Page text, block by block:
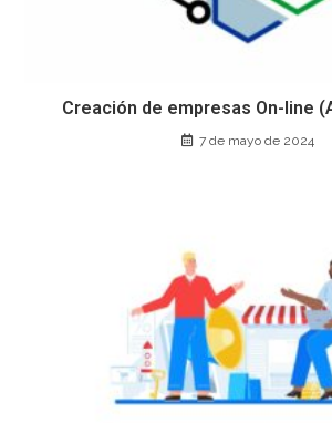
Creación de empresas On-line
7 de mayo de 2024